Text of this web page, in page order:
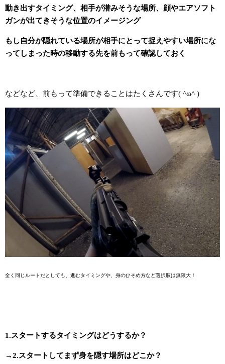
動き出すタイミング、相手が潜みそうな場所、顔やエアソフト
ガンが出てきそうな位置のイメージング
もし自分が隠れている場所が相手にとって捉えやすい場所にな
ってしまった時の移動する先を前もって確認しておく
などなど、前もって準備できることはたくさんです( ^ω^ )
全く同じルートだとしても、進むタイミングや、身のひそめ方など選択肢は無限大！
1.スタートするタイミングはどうするか？
→2.スタートしてまず身を隠す場所はどこか？